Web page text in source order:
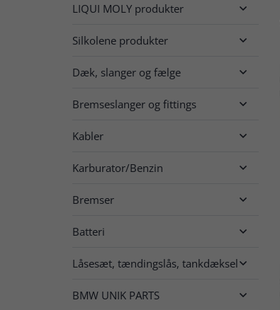
LIQUI MOLY produkter 
Silkolene produkter 
Dæk, slanger og fælge 
Bremseslanger og fittings 
Kabler 
Karburator/Benzin 
Bremser 
Batteri 
Låsesæt, tændingslås, tankdæksel
BMW UNIK PARTS 